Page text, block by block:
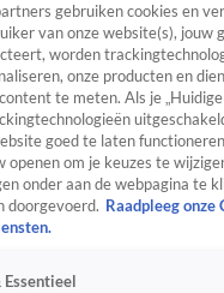
gebruiken cookies en
van onze website(s), jouw
worden
onze producten en
te meten. Als je
goed te laten
openen om je keuzes te
onder aan de webpagina te
doorgevoerd. Raadpleeg
Essentieel